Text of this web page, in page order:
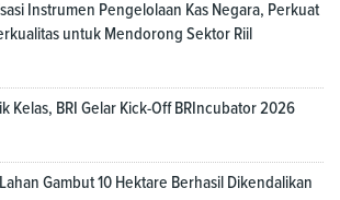
Instrumen Pengelolaan Kas Negara, Perkuat
untuk Mendorong Sektor Riil
Kelas, BRI Gelar Kick-Off BRIncubator 2026
Gambut 10 Hektare Berhasil Dikendalikan